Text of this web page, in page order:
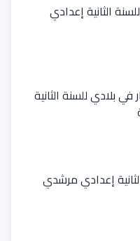
الثانية إعدادي
بلادي للسنة الثانية
إعدادي مرشدي